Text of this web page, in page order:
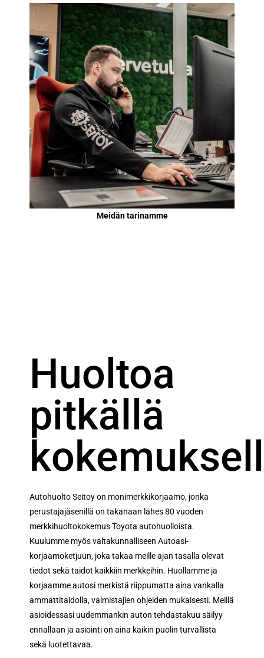
Meidän tarinamme
Huoltoa
pitkällä
Autohuolto Seitoy on monimerkkikorjaamo, jonka
perustajajäsenillä on takanaan lähes 80 vuoden
merkkihuoltokokemus Toyota autohuolloista.
Kuulumme myös valtakunnalliseen Autoasi-
korjaamoketjuun, joka takaa meille ajan tasalla olevat
tiedot sekä taidot kaikkiin merkkeihin. Huollamme ja
korjaamme autosi merkistä riippumatta aina vankalla
ammattitaidolla, valmistajien ohjeiden mukaisesti. Meillä
asioidessasi uudemmankin auton tehdastakuu säilyy
ennallaan ja asiointi on aina kaikin puolin turvallista
sekä luotettavaa.